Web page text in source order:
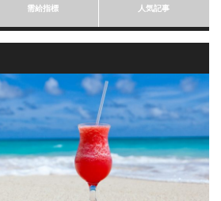
需給指標 人気記事